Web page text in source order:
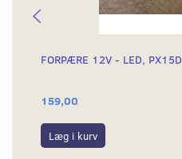
FORPÆRE 12V - LED, PX15D
159,00
Læg i kurv